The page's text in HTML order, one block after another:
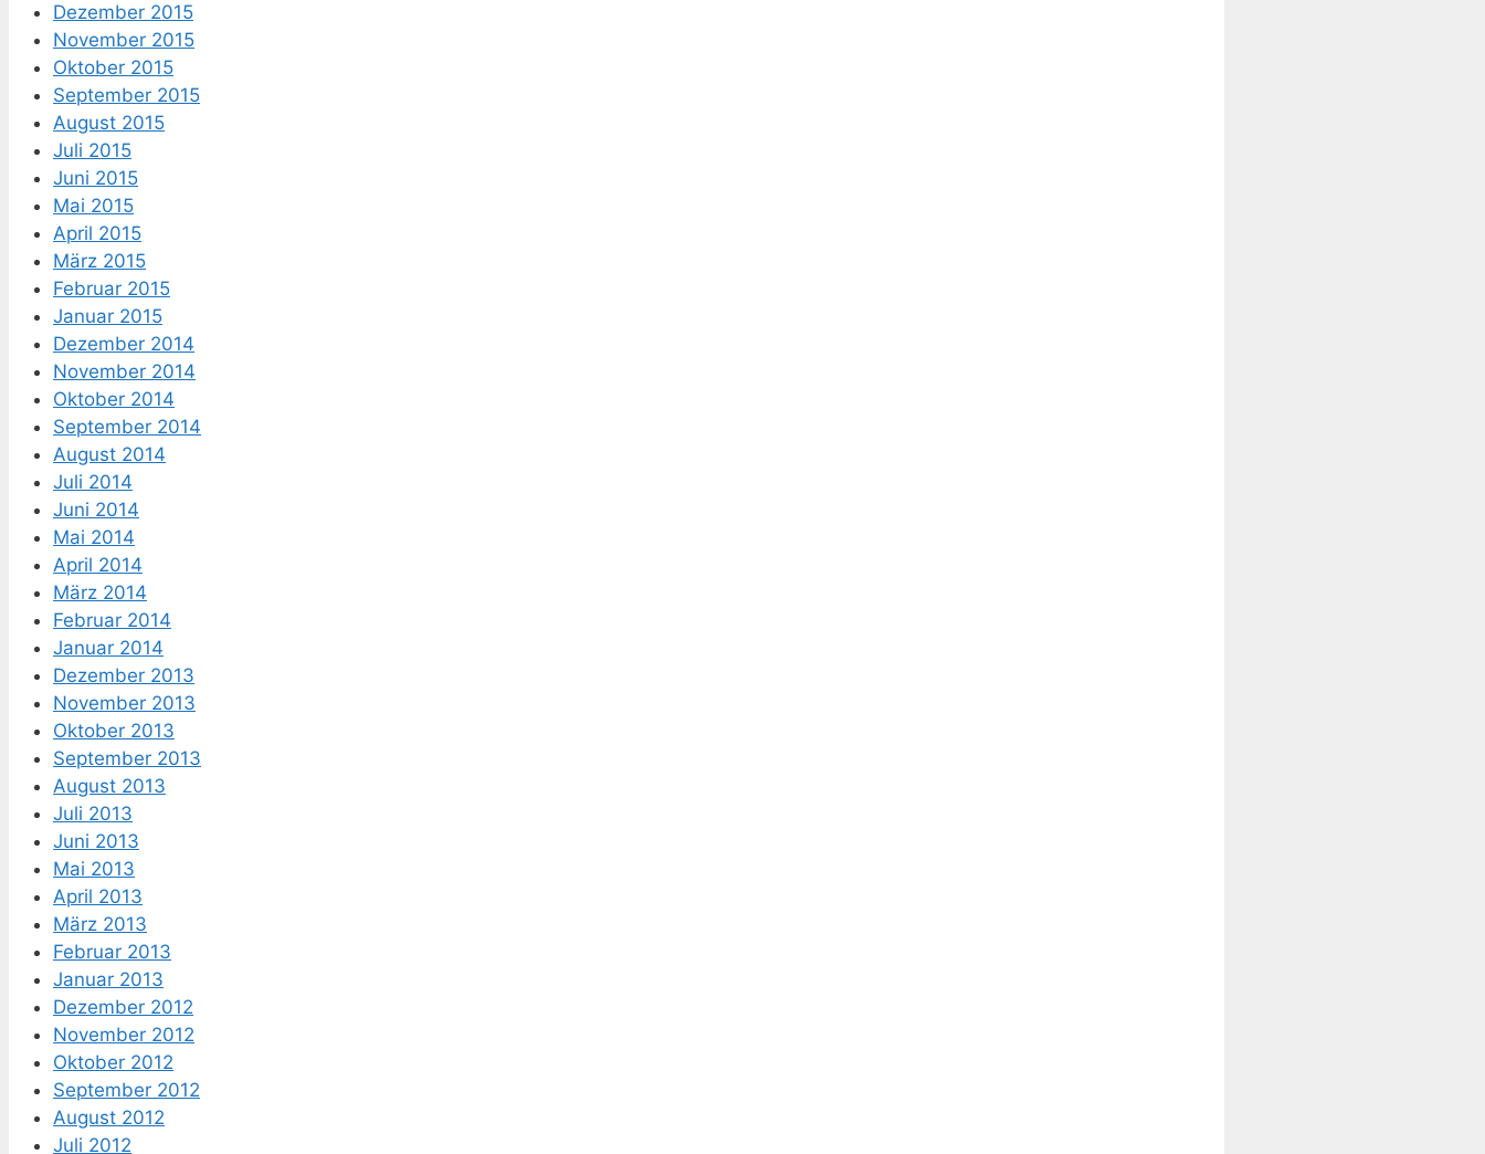
Dezember 2015
November 2015
Oktober 2015
September 2015
August 2015
Juli 2015
Juni 2015
Mai 2015
April 2015
März 2015
Februar 2015
Januar 2015
Dezember 2014
November 2014
Oktober 2014
September 2014
August 2014
Juli 2014
Juni 2014
Mai 2014
April 2014
März 2014
Februar 2014
Januar 2014
Dezember 2013
November 2013
Oktober 2013
September 2013
August 2013
Juli 2013
Juni 2013
Mai 2013
April 2013
März 2013
Februar 2013
Januar 2013
Dezember 2012
November 2012
Oktober 2012
September 2012
August 2012
Juli 2012